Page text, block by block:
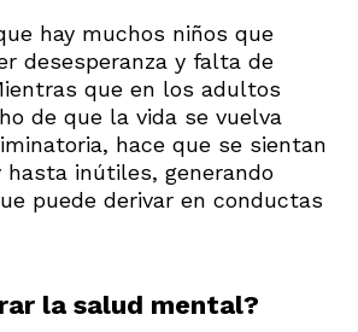
hay muchos niños que
desesperanza y falta de
que en los adultos
de que la vida se vuelva
hace que se sientan
hasta inútiles, generando
puede derivar en conductas
la salud mental?